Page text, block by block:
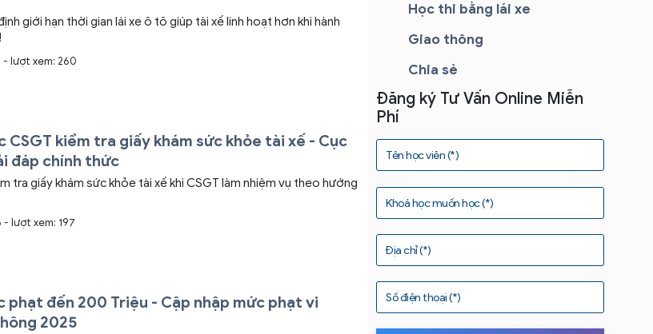
Học thi bằng lái xe
Giao thông
Chia sẻ
Đăng ký Tư Vấn Online Miễn
Phí
Tên học viên (*)
Khoá học muốn học (*)
Địa chỉ (*)
Số điện thoại (*)
giới hạn thời gian lái xe ô tô giúp tài xế linh hoạt hơn khi hành
- lượt xem: 260
CSGT kiểm tra giấy khám sức khỏe tài xế - Cục
đáp chính thức
tra giấy khám sức khỏe tài xế khi CSGT làm nhiệm vụ theo hướng
- lượt xem: 197
phạt đến 200 Triệu - Cập nhập mức phạt vi
2025